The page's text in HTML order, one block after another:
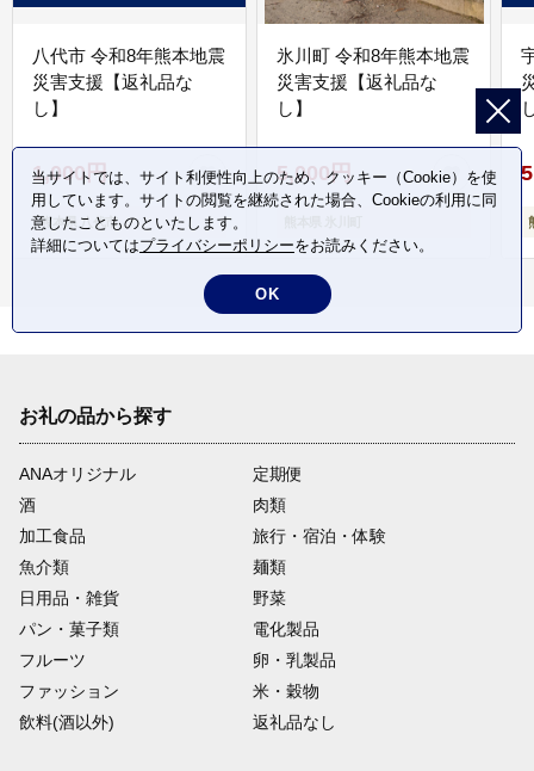
八代市 令和8年熊本地震
災害支援【返礼品な
し】
1,000円
熊本県 八代市
氷川町 令和8年熊本地震
災害支援【返礼品な
し】
5,000円
お礼の品から探す
ANAオリジナル
定期便
酒
肉類
加工食品
旅行・宿泊・体験
魚介類
麺類
日用品・雑貨
野菜
パン・菓子類
電化製品
フルーツ
卵・乳製品
ファッション
米・穀物
飲料(酒以外)
返礼品なし
当サイトでは、サイト利便性向上のため、クッキー（Cookie）を使
用しています。サイトの閲覧を継続された場合、Cookieの利用に同
意したことものといたします。
詳細についてはプライバシーポリシーをお読みください。
OK